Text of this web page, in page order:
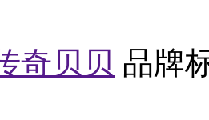
奇贝贝 品牌